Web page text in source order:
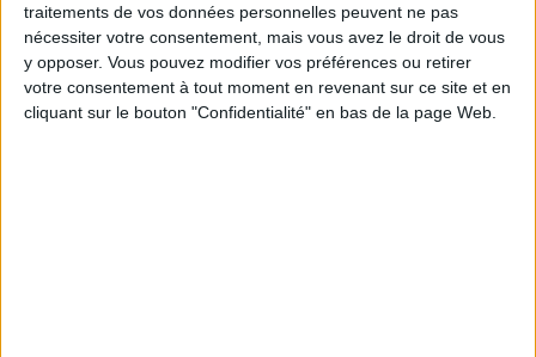
traitements de vos données personnelles peuvent ne pas
nécessiter votre consentement, mais vous avez le droit de vous
y opposer. Vous pouvez modifier vos préférences ou retirer
votre consentement à tout moment en revenant sur ce site et en
cliquant sur le bouton "Confidentialité" en bas de la page Web.
Peut-on remplacer la viande par des féculents ?
Consultation diététique du 05/08/2026